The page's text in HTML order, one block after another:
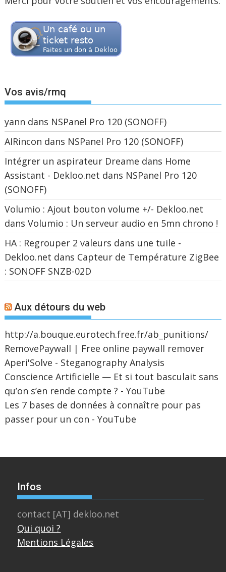
Vos avis/rmq
yann dans NSPanel Pro 120 (SONOFF)
AIRincon dans NSPanel Pro 120 (SONOFF)
Intégrer un aspirateur Dreame dans Home
Assistant - Dekloo.net dans NSPanel Pro 120
(SONOFF)
Volumio : Ajout bouton volume +/- Dekloo.net
dansVolumio : Un serveur audio en 5mn chrono !
HA : Regrouper 2 valeurs dans une tuile -
Dekloo.net dans Capteur de Température ZigBee
: SONOFF SNZB-02D
Aux détours du web
http://a.bouque.eurotech.free.fr/ab_punitions/
RemovePaywall | Free online paywall remover
Aperi'Solve - Steganography Analysis
Conscience Artificielle — Et si tout basculait sans
qu’on s’en rende compte ? - YouTube
Les 7 bases de données à connaître pour pas
passer pour un con - YouTube
Infos
contact [AT] dekloo.net
Qui quoi ?
Mentions Légales